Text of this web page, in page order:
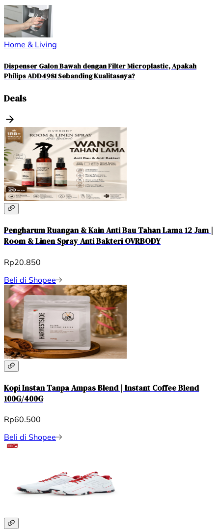
Home & Living
Dispenser Galon Bawah dengan Filter Microplastic, Apakah
Philips ADD4981 Sebanding Kualitasnya?
Deals
Pengharum Ruangan & Kain Anti Bau Tahan Lama 12 Jam |
Room & Linen Spray Anti Bakteri OVRBODY
Rp20.850
Beli di Shopee
Kopi Instan Tanpa Ampas Blend | Instant Coffee Blend
100G/400G
Rp60.500
Beli di Shopee